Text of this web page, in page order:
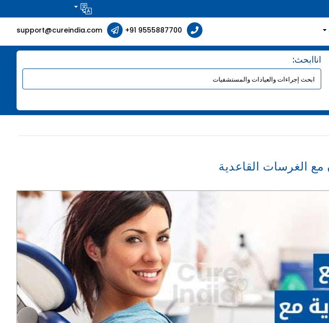
support@cureindia.com +91 9555887700
:اناابحث
مع الغرسات القاعدية